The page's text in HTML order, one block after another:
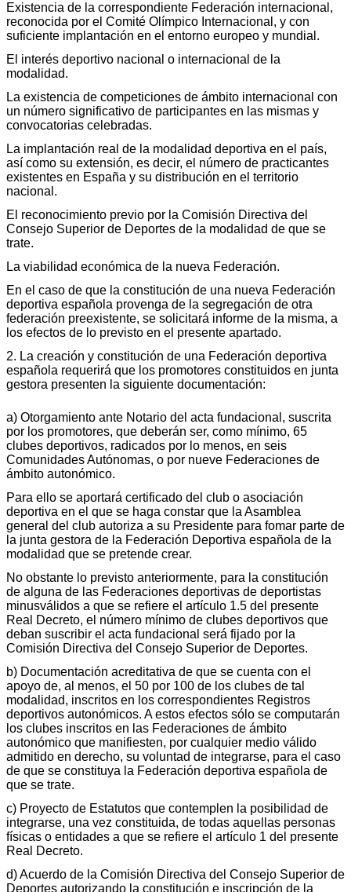
Existencia de la correspondiente Federación internacional,
reconocida por el Comité Olímpico Internacional, y con
suficiente implantación en el entorno europeo y mundial.
El interés deportivo nacional o internacional de la
modalidad.
La existencia de competiciones de ámbito internacional con
un número significativo de participantes en las mismas y
convocatorias celebradas.
La implantación real de la modalidad deportiva en el país,
así como su extensión, es decir, el número de practicantes
existentes en España y su distribución en el territorio
nacional.
El reconocimiento previo por la Comisión Directiva del
Consejo Superior de Deportes de la modalidad de que se
trate.
La viabilidad económica de la nueva Federación.
En el caso de que la constitución de una nueva Federación
deportiva española provenga de la segregación de otra
federación preexistente, se solicitará informe de la misma, a
los efectos de lo previsto en el presente apartado.
2. La creación y constitución de una Federación deportiva
española requerirá que los promotores constituidos en junta
gestora presenten la siguiente documentación:
a) Otorgamiento ante Notario del acta fundacional, suscrita
por los promotores, que deberán ser, como mínimo, 65
clubes deportivos, radicados por lo menos, en seis
Comunidades Autónomas, o por nueve Federaciones de
ámbito autonómico.
Para ello se aportará certificado del club o asociación
deportiva en el que se haga constar que la Asamblea
general del club autoriza a su Presidente para fomar parte de
la junta gestora de la Federación Deportiva española de la
modalidad que se pretende crear.
No obstante lo previsto anteriormente, para la constitución
de alguna de las Federaciones deportivas de deportistas
minusválidos a que se refiere el artículo 1.5 del presente
Real Decreto, el número mínimo de clubes deportivos que
deban suscribir el acta fundacional será fijado por la
Comisión Directiva del Consejo Superior de Deportes.
b) Documentación acreditativa de que se cuenta con el
apoyo de, al menos, el 50 por 100 de los clubes de tal
modalidad, inscritos en los correspondientes Registros
deportivos autonómicos. A estos efectos sólo se computarán
los clubes inscritos en las Federaciones de ámbito
autonómico que manifiesten, por cualquier medio válido
admitido en derecho, su voluntad de integrarse, para el caso
de que se constituya la Federación deportiva española de
que se trate.
c) Proyecto de Estatutos que contemplen la posibilidad de
integrarse, una vez constituida, de todas aquellas personas
físicas o entidades a que se refiere el artículo 1 del presente
Real Decreto.
d) Acuerdo de la Comisión Directiva del Consejo Superior de
Deportes autorizando la constitución e inscripción de la